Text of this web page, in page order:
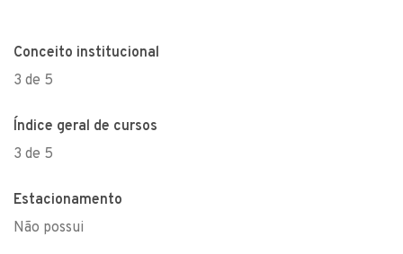
Conceito institucional
3 de 5
Índice geral de cursos
3 de 5
Estacionamento
Não possui